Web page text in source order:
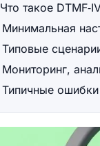
Что такое
Минимальная
Типовые
Мониторинг,
Типичные ошибки